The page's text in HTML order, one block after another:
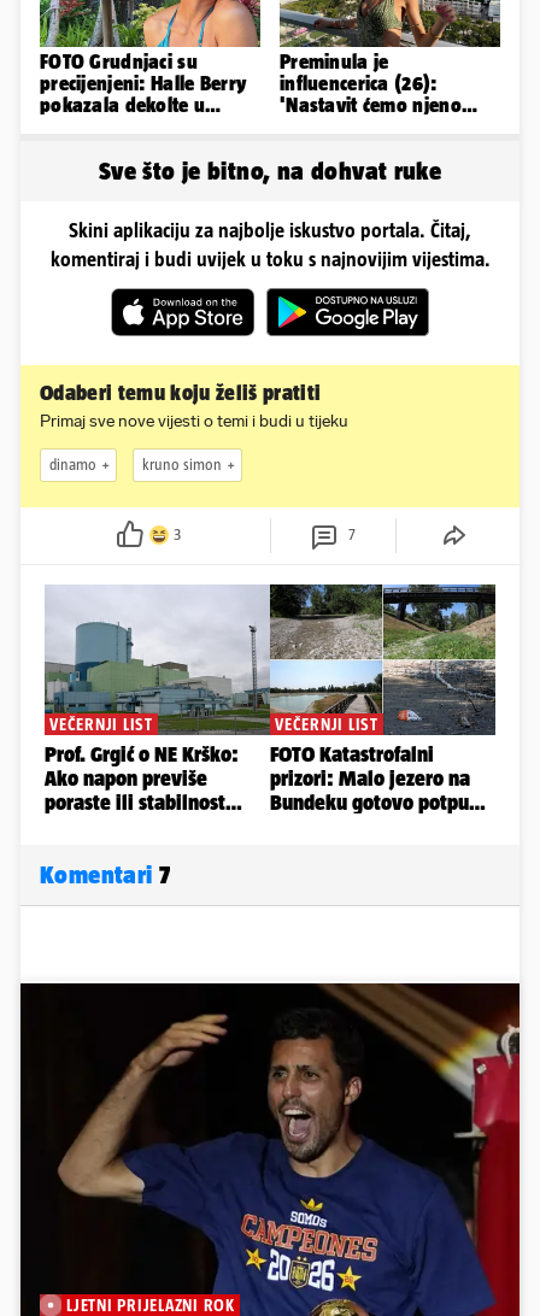
FOTO Grudnjaci su
precijenjeni: Halle Berry
pokazala dekolte u
Preminula je
influencerica (26):
'Nastavit ćemo njeno
Sve što je bitno, na dohvat ruke
Skini aplikaciju za najbolje iskustvo portala. Čitaj,
komentiraj i budi uvijek u toku s najnovijim vijestima.
Odaberi temu koju želiš pratiti
Primaj sve nove vijesti o temi i budi u tijeku
dinamo kruno simon
3 7
Komentari 7
LJETNI PRIJELAZNI ROK